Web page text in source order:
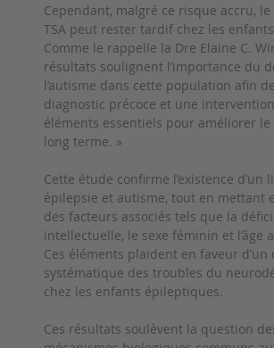
Cependant, malgré ce risque accru,
TSA peut rester tardif chez les
Comme le rappelle la Dre Elaine C.
résultats soulignent l’importance du
l’autisme dans cette population afin
diagnostic précoce et une
éléments essentiels pour améliorer
long terme. »
Cette étude confirme l’existence d’un
épilepsie et autisme, tout en mettant
des facteurs associés tels que la
intellectuelle, le sexe féminin et l’âge
Ces éléments plaident en faveur d’un
systématique des troubles du
chez les enfants épileptiques.
Ces résultats soulèvent la question